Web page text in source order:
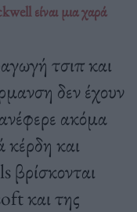
είναι μια χαρά
τσιπ και
δεν έχουν
ακόμα
κέρδη και
βρίσκονται
και της